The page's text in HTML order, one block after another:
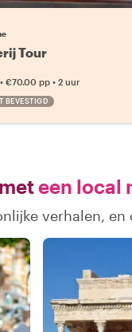
Tour
• €70.00 pp • 2 uur
BEVESTIGD
een local
verhalen,